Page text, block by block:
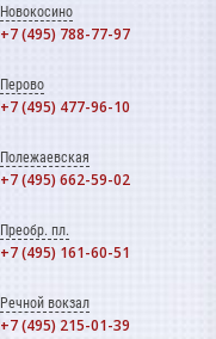
Новокосино
+7 (495) 788-77-97
Перово
+7 (495) 477-96-10
Полежаевская
+7 (495) 662-59-02
Преобр. пл.
+7 (495) 161-60-51
Речной вокзал
+7 (495) 215-01-39